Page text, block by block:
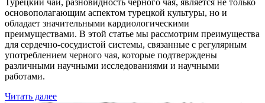
основополагающим аспектом турецкой культуры, но и
обладает значительными кардиологическими
преимуществами. В этой статье мы рассмотрим преимущества
для сердечно-сосудистой системы, связанные с регулярным
употреблением черного чая, которые подтверждены
различными научными исследованиями и научными
работами.
Читать далее